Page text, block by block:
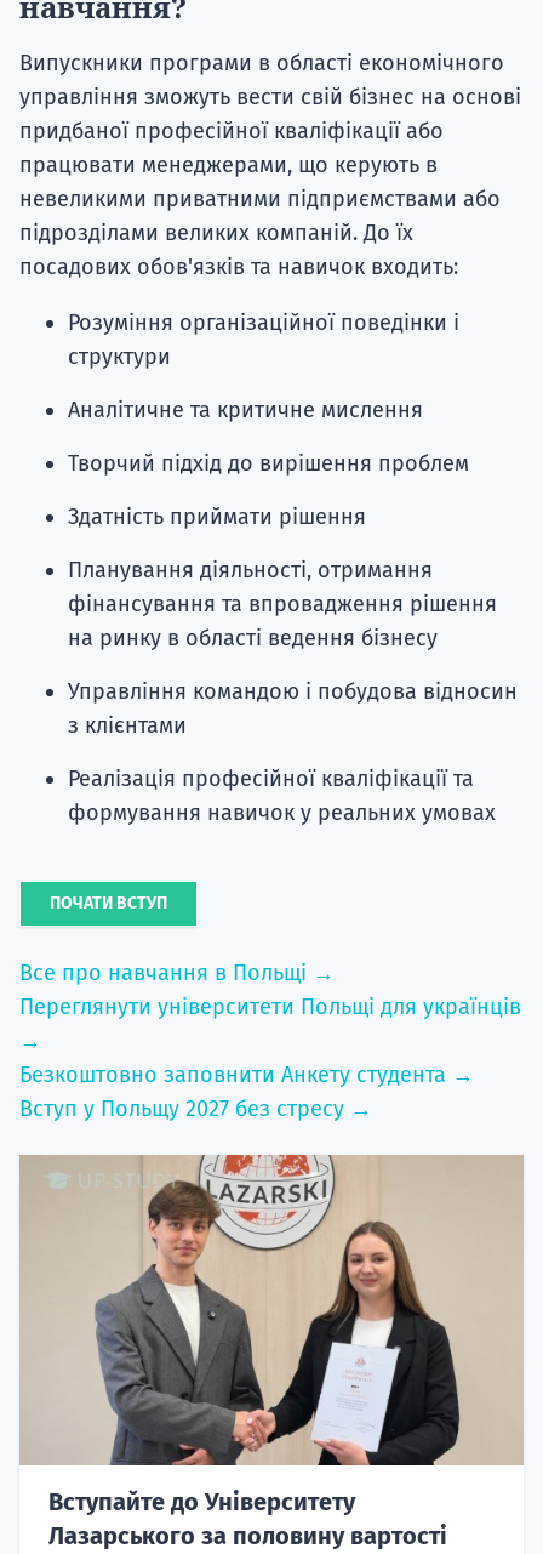
Випускники програми в області економічного
управління зможуть вести свій бізнес на основі
придбаної професійної кваліфікації або
працювати менеджерами, що керують в
невеликими приватними підприємствами або
підрозділами великих компаній. До їх
посадових обов'язків та навичок входить:
Розуміння організаційної поведінки і
структури
Аналітичне та критичне мислення
Творчий підхід до вирішення проблем
Здатність приймати рішення
Планування діяльності, отримання
фінансування та впровадження рішення
на ринку в області ведення бізнесу
Управління командою і побудова відносин
з клієнтами
Реалізація професійної кваліфікації та
формування навичок у реальних умовах
ПОЧАТИ ВСТУП
Все про навчання в Польщі →
Переглянути університети Польщі для українців
→
Безкоштовно заповнити Анкету студента →
Вступ у Польщу 2027 без стресу →
Вступайте до Університету
Лазарського за половину вартості